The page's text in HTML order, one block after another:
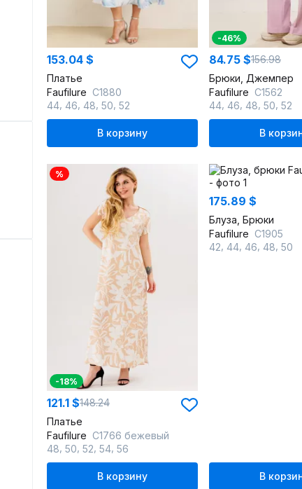
153.04 $
Платье
Faufilure C1880
44 46 48 50 52
В корзину
-46%
84.75 $156.98
Брюки, Джемпер
Faufilure С1562
44 46 48 50 52
В
%
-18%
121.1 $148.24
Платье
Faufilure C1766 бежевый
48 50 52 54 56
В корзину
175.89 $
Блуза, Брюки
Faufilure C1905
42 44 46 48 50
В